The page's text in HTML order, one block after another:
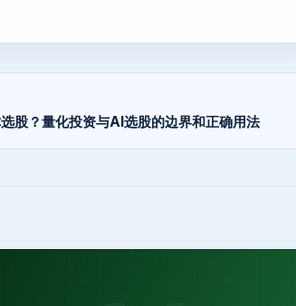
股？量化投资与AI选股的边界和正确用法